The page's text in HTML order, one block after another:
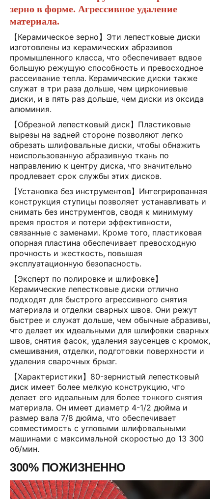
зерно в форме. Агрессивное удаление
материала.
【Керамическое зерно】Эти лепестковые диски
изготовлены из керамических абразивов
промышленного класса, что обеспечивает вдвое
большую режущую способность и превосходное
рассеивание тепла. Керамические диски также
служат в три раза дольше, чем циркониевые
диски, и в пять раз дольше, чем диски из оксида
алюминия.
【Обрезной лепестковый диск】Пластиковые
вырезы на задней стороне позволяют легко
обрезать шлифовальные диски, чтобы обнажить
неиспользованную абразивную ткань по
направлению к центру диска, что значительно
продлевает срок службы этих дисков.
【Установка без инструментов】Интегрированная
конструкция ступицы позволяет устанавливать и
снимать без инструментов, сводя к минимуму
время простоя и потери эффективности,
связанные с заменами. Кроме того, пластиковая
опорная пластина обеспечивает превосходную
прочность и жесткость, повышая
эксплуатационную безопасность.
【Эксперт по полировке и шлифовке】
Керамические лепестковые диски отлично
подходят для быстрого агрессивного снятия
материала и отделки сварных швов. Они режут
быстрее и служат дольше, чем обычные абразивы,
что делает их идеальными для шлифовки сварных
швов, снятия фасок, удаления заусенцев с кромок,
смешивания, отделки, подготовки поверхности и
удаления сварочных брызг.
【Характеристики】80-зернистый лепестковый
диск имеет более мелкую конструкцию, что
делает его идеальным для более тонкого снятия
материала. Он имеет диаметр 4-1/2 дюйма и
размер вала 7/8 дюйма, что обеспечивает
совместимость с угловыми шлифовальными
машинами с максимальной скоростью до 13 300
об/мин.
300% ПОЖИЗНЕННО